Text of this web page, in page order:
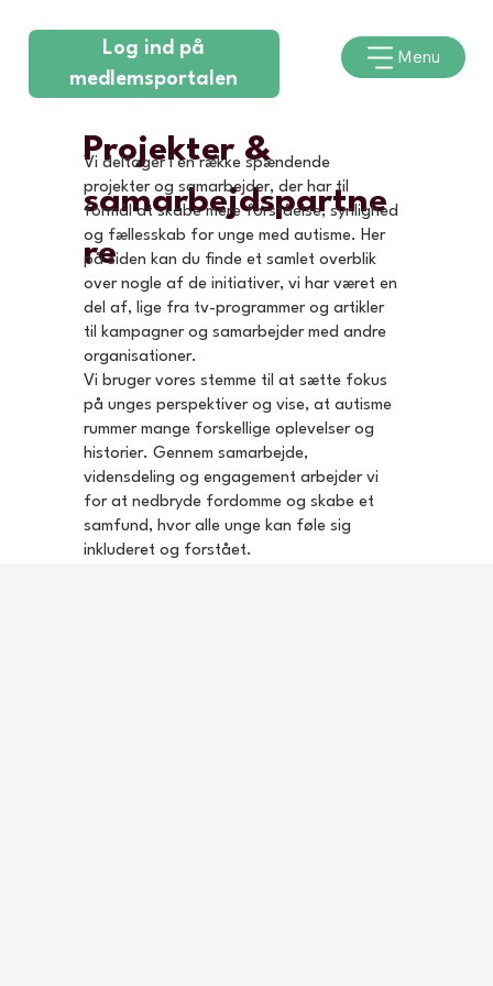
Log ind på
medlemsportalen
Menu
Projekter &
samarbejdspartne
re
Vi deltager i en række spændende
projekter og samarbejder, der har til
formål at skabe mere forståelse, synlighed
og fællesskab for unge med autisme. Her
på siden kan du finde et samlet overblik
over nogle af de initiativer, vi har været en
del af, lige fra tv-programmer og artikler
til kampagner og samarbejder med andre
organisationer.
Vi bruger vores stemme til at sætte fokus
på unges perspektiver og vise, at autisme
rummer mange forskellige oplevelser og
historier. Gennem samarbejde,
vidensdeling og engagement arbejder vi
for at nedbryde fordomme og skabe et
samfund, hvor alle unge kan føle sig
inkluderet og forstået.